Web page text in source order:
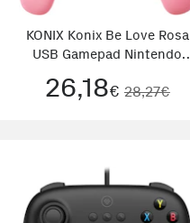
KONIX Konix Be Love Rosa
USB Gamepad Nintendo
26,18€ 28,27€